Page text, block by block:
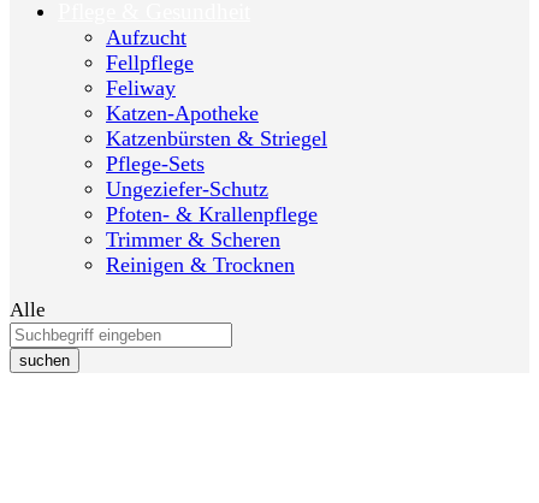
Aufzucht
Fellpflege
Feliway
Katzen-Apotheke
Katzenbürsten & Striegel
Pflege-Sets
Ungeziefer-Schutz
Pfoten- & Krallenpflege
Trimmer & Scheren
Reinigen & Trocknen
Alle
suchen